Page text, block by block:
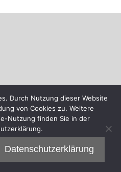
Durch Nutzung dieser Website
von Cookies zu. Weitere
Nutzung finden Sie in der
Datenschutzerklärung